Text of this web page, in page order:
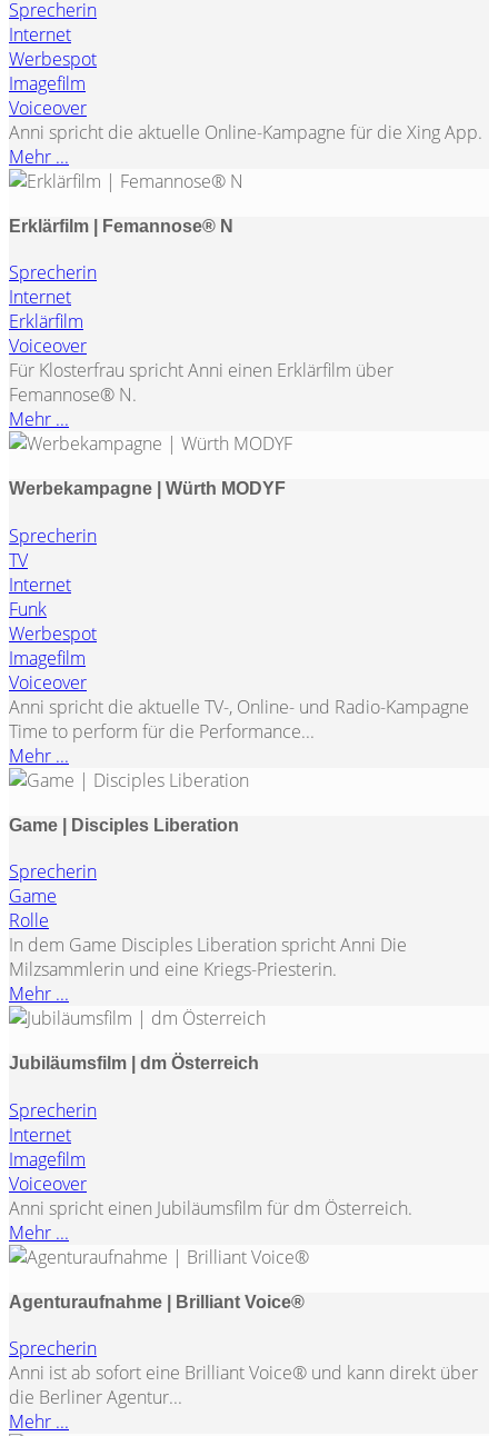
Sprecherin
Internet
Werbespot
Imagefilm
Voiceover
Anni spricht die aktuelle Online-Kampagne für die Xing App.
Mehr ...
Erklärfilm | Femannose® N
Sprecherin
Internet
Erklärfilm
Voiceover
Für Klosterfrau spricht Anni einen Erklärfilm über
Femannose® N.
Mehr ...
Werbekampagne | Würth MODYF
Sprecherin
TV
Internet
Funk
Werbespot
Imagefilm
Voiceover
Anni spricht die aktuelle TV-, Online- und Radio-Kampagne
Time to perform für die Performance...
Mehr ...
Game | Disciples Liberation
Sprecherin
Game
Rolle
In dem Game Disciples Liberation spricht Anni Die
Milzsammlerin und eine Kriegs-Priesterin.
Mehr ...
Jubiläumsfilm | dm Österreich
Sprecherin
Internet
Imagefilm
Voiceover
Anni spricht einen Jubiläumsfilm für dm Österreich.
Mehr ...
Agenturaufnahme | Brilliant Voice®
Sprecherin
Anni ist ab sofort eine Brilliant Voice® und kann direkt über
die Berliner Agentur...
Mehr ...